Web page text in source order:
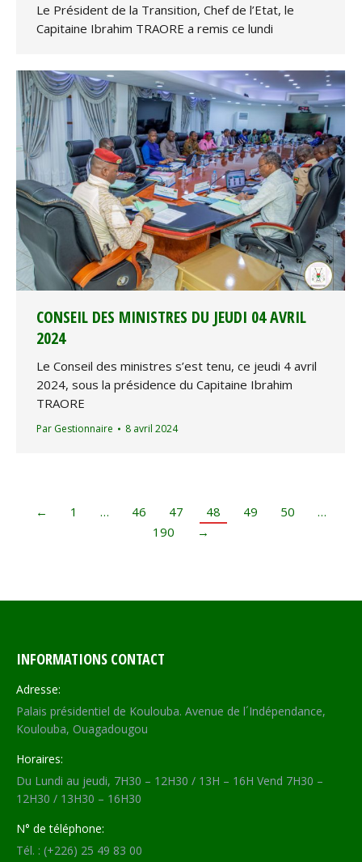
Le Président de la Transition, Chef de l’Etat, le
Capitaine Ibrahim TRAORE a remis ce lundi
CONSEIL DES MINISTRES DU JEUDI 04 AVRIL
2024
Le Conseil des ministres s’est tenu, ce jeudi 4 avril
2024, sous la présidence du Capitaine Ibrahim
TRAORE
Par Gestionnaire 8 avril 2024
← 1 … 46 47 48 49 50
…
190
→
INFORMATIONS CONTACT
Adresse:
Palais présidentiel de Koulouba. Avenue de l´Indépendance,
Koulouba, Ouagadougou
Horaires:
Du Lundi au jeudi, 7H30 – 12H30 / 13H – 16H Vend 7H30 –
12H30 / 13H30 – 16H30
N° de téléphone:
Tél. : (+226) 25 49 83 00